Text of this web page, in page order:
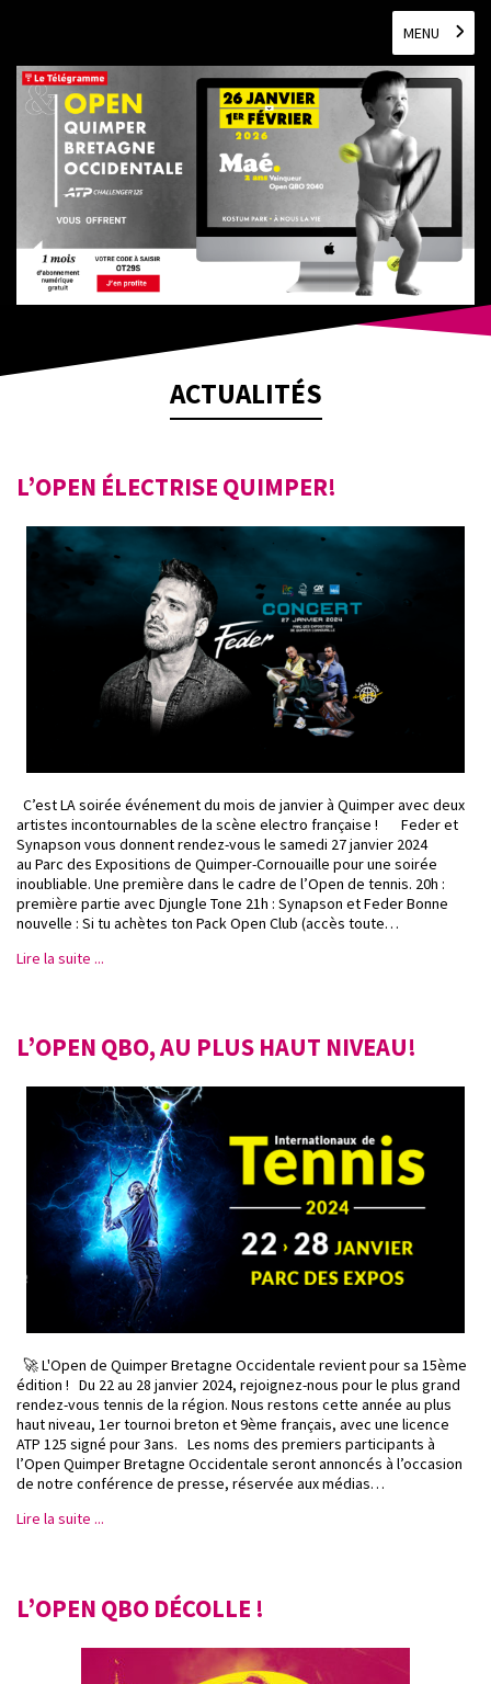
MENU
ACTUALITÉS
L’OPEN ÉLECTRISE QUIMPER!
C’est LA soirée événement du mois de janvier à Quimper avec deux
artistes incontournables de la scène electro française ! Feder et
Synapson vous donnent rendez-vous le samedi 27 janvier 2024
au Parc des Expositions de Quimper-Cornouaille pour une soirée
inoubliable. Une première dans le cadre de l’Open de tennis. 20h :
première partie avec Djungle Tone 21h : Synapson et Feder Bonne
nouvelle : Si tu achètes ton Pack Open Club (accès toute…
Lire la suite ...
L’OPEN QBO, AU PLUS HAUT NIVEAU!
🚀 L'Open de Quimper Bretagne Occidentale revient pour sa 15ème
édition ! Du 22 au 28 janvier 2024, rejoignez-nous pour le plus grand
rendez-vous tennis de la région. Nous restons cette année au plus
haut niveau, 1er tournoi breton et 9ème français, avec une licence
ATP 125 signé pour 3ans. Les noms des premiers participants à
l’Open Quimper Bretagne Occidentale seront annoncés à l’occasion
de notre conférence de presse, réservée aux médias…
Lire la suite ...
L’OPEN QBO DÉCOLLE !